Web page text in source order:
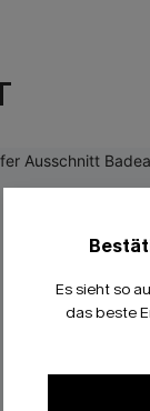
Es sieht so
das beste